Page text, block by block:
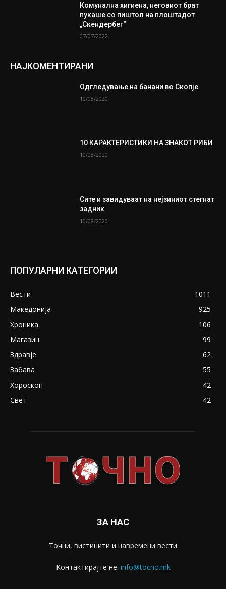
Комунална хигиена, неговиот брат
пукаше со пиштол на плоштадот
„Скендербег“
07/07/2022
НАЈКОМЕНТИРАНИ
Одгледување на банани во Скопје
10/08/2020
10 КАРАКТЕРИСТИКИ НА ЗНАКОТ РИБИ
10/08/2020
Сите и завидуваат на нејзиниот стегнат
задник
10/08/2020
ПОПУЛАРНИ КАТЕГОРИИ
Вести
1011
Македонија
925
Хроника
106
Магазин
99
Здравје
62
Забава
55
Хороскоп
42
Свет
42
ЗА НАС
Точни, вистинити и навремени вести
Контактирајте не: info@tocno.mk